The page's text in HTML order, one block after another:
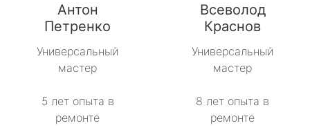
Антон
Петренко
Универсальный
мастер
5 лет опыта в
ремонте
Всеволод
Краснов
Универсальный
мастер
8 лет опыта в
ремонте